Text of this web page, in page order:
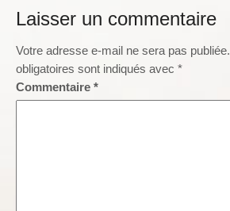
Laisser un commentaire
Votre adresse e-mail ne sera pas publiée.
obligatoires sont indiqués avec *
Commentaire *